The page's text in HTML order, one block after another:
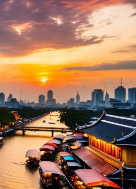
Барселона — любовь под
солнцем Каталонии